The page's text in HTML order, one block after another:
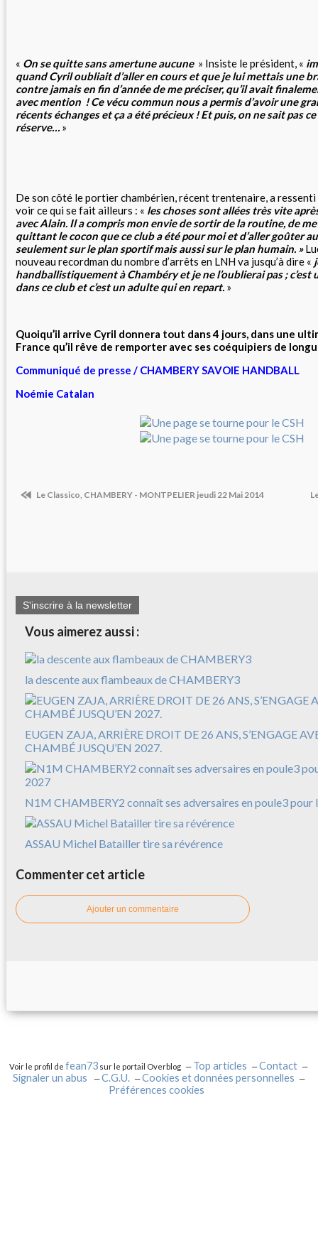
« On se quitte sans amertune aucune » Insiste le président, «
quand Cyril oubliait d’aller en cours et que je lui mettais une
contre jamais en fin d’année de me préciser, qu’il avait
avec mention ! Ce vécu commun nous a permis d’avoir une
récents échanges et ça a été précieux ! Et puis, on ne sait pas
réserve… »
De son côté le portier chambérien, récent trentenaire, a ressenti
voir ce qui se fait ailleurs : « les choses sont allées très vite
avec Alain. Il a compris mon envie de sortir de la routine, de
quittant le cocon que ce club a été pour moi et d’aller goûter
seulement sur le plan sportif mais aussi sur le plan humain. »
nouveau recordman du nombre d’arrêts en LNH va jusqu’à dire «
handballistiquement à Chambéry et je ne l’oublierai pas ;
dans ce club et c’est un adulte qui en repart. »
Quoiqu’il arrive Cyril donnera tout dans 4 jours, dans une
France qu’il rêve de remporter avec ses coéquipiers de
Communiqué de presse / CHAMBERY SAVOIE HANDBALL
Noémie Catalan
Le Classico, CHAMBERY - MONTPELIER jeudi 22 Mai 2014
S'inscrire à la newsletter
Vous aimerez aussi :
la descente aux flambeaux de CHAMBERY3
EUGEN ZAJA, ARRIÈRE DROIT DE 26 ANS, S’ENGAGE
CHAMBÉ JUSQU’EN 2027.
N1M CHAMBERY2 connaît ses adversaires en poule3 pour
ASSAU Michel Batailler tire sa révérence
Commenter cet article
Ajouter un commentaire
Voir le profil defean73 sur le portail Overblog Top articles
Contact
Signaler un abus
C.G.U.
Cookies et données personnelles
Préférences cookies